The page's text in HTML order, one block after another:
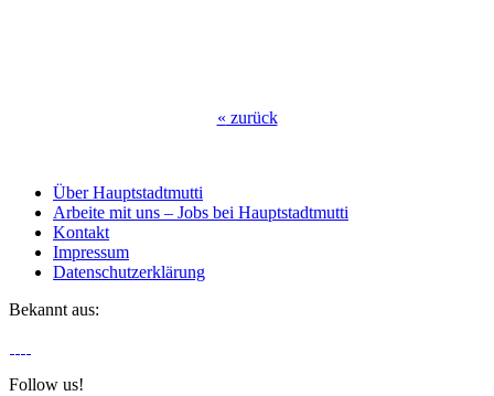
« zurück
Über Hauptstadtmutti
Arbeite mit uns – Jobs bei Hauptstadtmutti
Kontakt
Impressum
Datenschutzerklärung
Bekannt aus:
Follow us!